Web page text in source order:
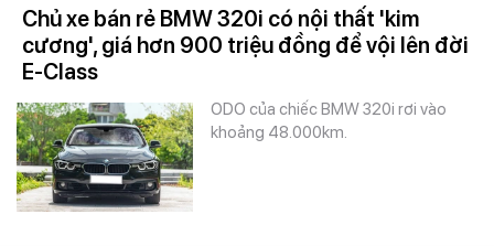
Chủ xe bán rẻ BMW 320i có nội thất 'kim
cương', giá hơn 900 triệu đồng để vội lên đời
E-Class
ODO của chiếc BMW 320i rơi vào
khoảng 48.000km.